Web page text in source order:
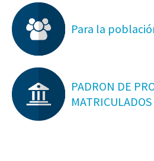
Para la
PADRON DE
MATRICULADOS